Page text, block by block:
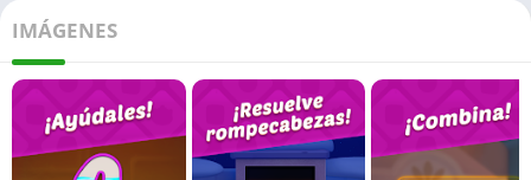
IMÁGENES